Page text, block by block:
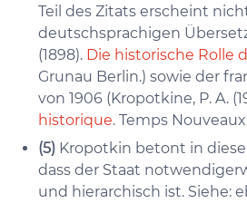
Teil des Zitats erscheint
deutschsprachigen
(1898). Die historische Rolle
Grunau Berlin.) sowie der
von 1906 (Kropotkine, P. A.
historique. Temps
(5)Kropotkin betont in
dass der Staat
und hierarchisch ist. Siehe: